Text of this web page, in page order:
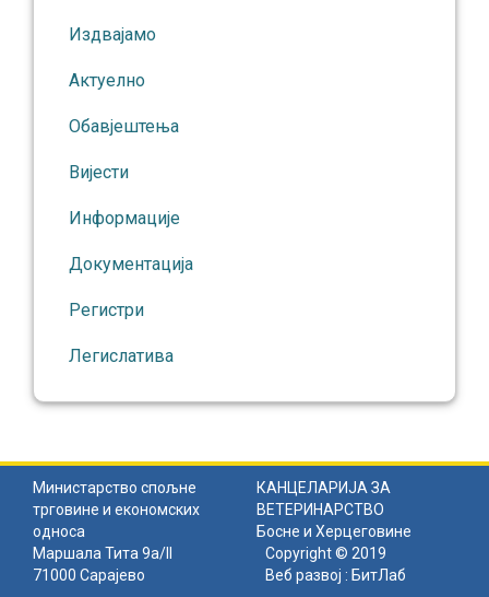
Издвајамо
Актуелно
Обавјештења
Вијести
Информације
Документација
Регистри
Легислатива
Министарство спољне
трговине и економских
односа
КАНЦЕЛАРИЈА ЗА
ВЕТЕРИНАРСТВО
Босне и Херцеговине
Маршала Тита 9а/II
71000 Сарајево
Copyright © 2019
Веб развој : БитЛаб